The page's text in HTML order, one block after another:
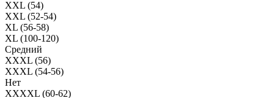
XXL (54)
XXL (52-54)
XL (56-58)
XL (100-120)
Средний
XXXL (56)
XXXL (54-56)
Нет
XXXXL (60-62)